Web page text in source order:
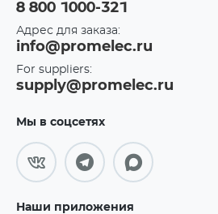
8 800 1000-321
Адрес для заказа:
info@promelec.ru
For suppliers:
supply@promelec.ru
Мы в соцсетях
Наши приложения